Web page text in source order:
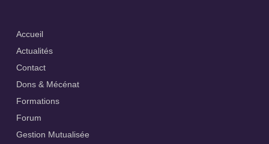
Accueil
Actualités
Contact
Dons & Mécénat
Formations
Forum
Gestion Mutualisée